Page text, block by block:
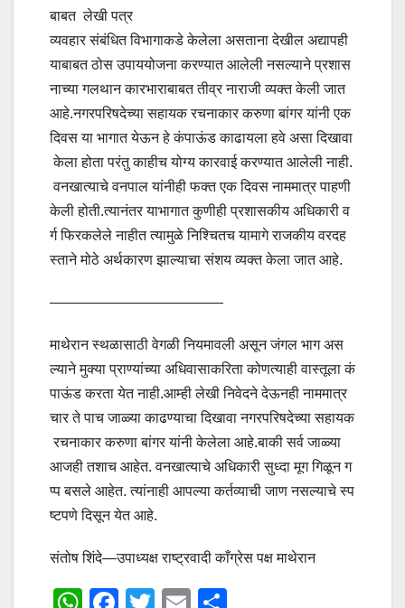
बाबत लेखी पत्र
व्यवहार संबंधित विभागाकडे केलेला असताना देखील अद्यापही
याबाबत ठोस उपाययोजना करण्यात आलेली नसल्याने प्रशास
नाच्या गलथान कारभाराबाबत तीव्र नाराजी व्यक्त केली जात
आहे.नगरपरिषदेच्या सहायक रचनाकार करुणा बांगर यांनी एक
दिवस या भागात येऊन हे कंपाऊंड काढायला हवे असा दिखावा
केला होता परंतु काहीच योग्य कारवाई करण्यात आलेली नाही.
वनखात्याचे वनपाल यांनीही फक्त एक दिवस नाममात्र पाहणी
केली होती.त्यानंतर याभागात कुणीही प्रशासकीय अधिकारी व
र्ग फिरकलेले नाहीत त्यामुळे निश्चितच यामागे राजकीय वरदह
स्ताने मोठे अर्थकारण झाल्याचा संशय व्यक्त केला जात आहे.
————————————
माथेरान स्थळासाठी वेगळी नियमावली असून जंगल भाग अस
ल्याने मुक्या प्राण्यांच्या अधिवासाकरिता कोणत्याही वास्तूला कं
पाऊंड करता येत नाही.आम्ही लेखी निवेदने देऊनही नाममात्र
चार ते पाच जाळ्या काढण्याचा दिखावा नगरपरिषदेच्या सहायक
रचनाकार करुणा बांगर यांनी केलेला आहे.बाकी सर्व जाळ्या
आजही तशाच आहेत. वनखात्याचे अधिकारी सुध्दा मूग गिळून ग
प्प बसले आहेत. त्यांनाही आपल्या कर्तव्याची जाण नसल्याचे स्प
ष्टपणे दिसून येत आहे.
संतोष शिंदे—उपाध्यक्ष राष्ट्रवादी काँग्रेस पक्ष माथेरान